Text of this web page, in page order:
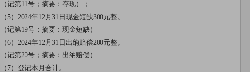
（记第11号；摘要：存现）；
（5）2024年12月31日现金短缺300元整。
（记第19号；摘要：现金短缺）；
（6）2024年12月31日出纳赔偿200元整。
（记第20号；摘要：出纳赔偿）；
（7）登记本月合计。